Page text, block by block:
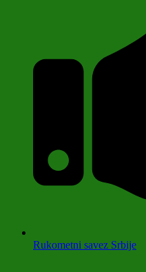
Rukometni savez Srbije